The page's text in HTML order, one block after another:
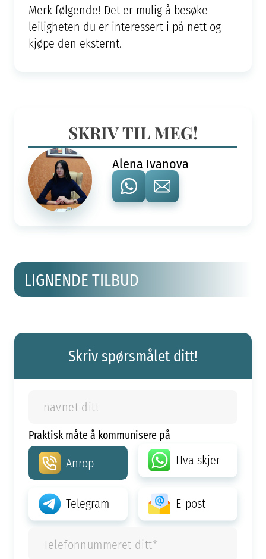
Merk følgende! Det er mulig å besøke
leiligheten du er interessert i på nett og
kjøpe den eksternt.
SKRIV TIL MEG!
Alena Ivanova
LIGNENDE TILBUD
Skriv spørsmålet ditt!
Praktisk måte å kommunisere på
Anrop Hva skjer
Telegram E-post